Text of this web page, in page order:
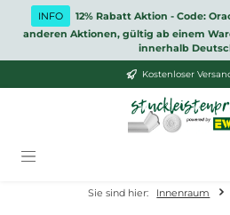
Zum Hauptinhalt springen
INFO
12% Rabatt Aktion - Code:
anderen Aktionen, gültig ab einem
innerhalb
Kostenloser
Sie sind hier: Innenraum